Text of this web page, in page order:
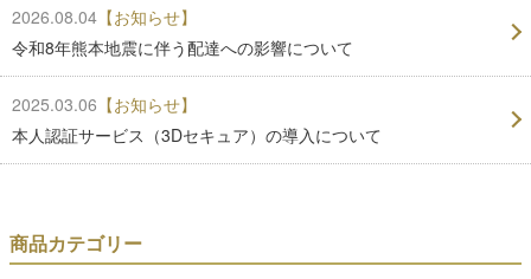
2026.08.04 【お知らせ】
令和8年熊本地震に伴う配達への影響について
2025.03.06 【お知らせ】
本人認証サービス（3Dセキュア）の導入について
商品カテゴリー